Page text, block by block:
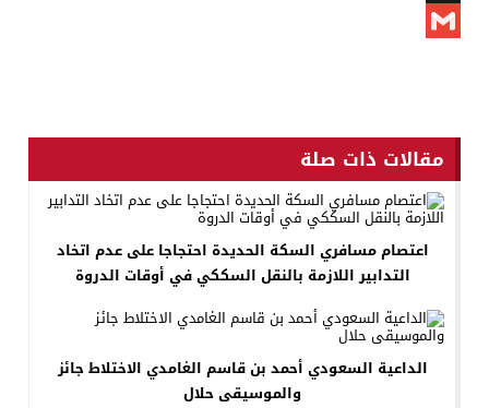
X
مقالات ذات صلة
اعتصام مسافري السكة الحديدة احتجاجا على عدم اتخاد
التدابير اللازمة بالنقل السككي في أوقات الدروة
الداعية السعودي أحمد بن قاسم الغامدي الاختلاط جائز
والموسيقى حلال